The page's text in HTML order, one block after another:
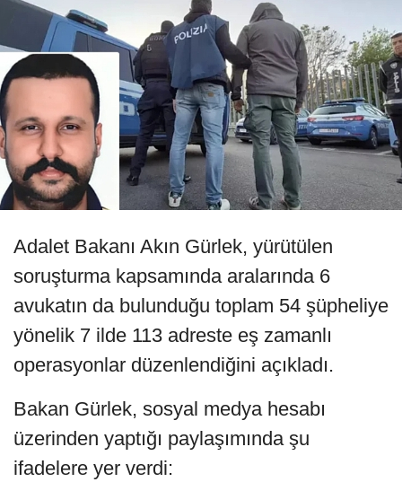
Adalet Bakanı Akın Gürlek, yürütülen
soruşturma kapsamında aralarında 6
avukatın da bulunduğu toplam 54 şüpheliye
yönelik 7 ilde 113 adreste eş zamanlı
operasyonlar düzenlendiğini açıkladı.
Bakan Gürlek, sosyal medya hesabı
üzerinden yaptığı paylaşımında şu
ifadelere yer verdi: